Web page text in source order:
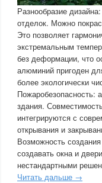
Разнообразие
отделок. Можно
Это позволяет
экстремальным
без деформации, что
алюминий пригоден
более экологически
Пожаробезопасность:
здания.
интегрируются с
открывания и
Возможность
создавать окна и
нестандартными
Читать дальше →